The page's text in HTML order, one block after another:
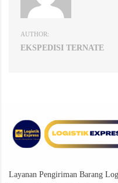
AUTHOR:
EKSPEDISI TERNATE
Layanan Pengiriman Barang